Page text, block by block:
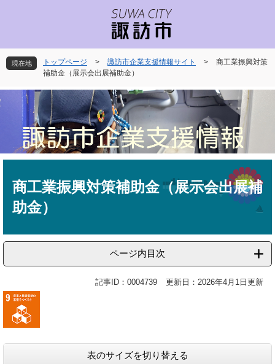
先
頭
。
を
飛
て
現在地 トップページ > 諏訪市企業支援情報サイト >
商工業振興対策
補助金（展示会出展補助金）
商工業振興対策補助金（展示会出展補
助金）
ページ内目次
記事ID：0004739 更新日：2026年4月1日更新
表のサイズを切り替える